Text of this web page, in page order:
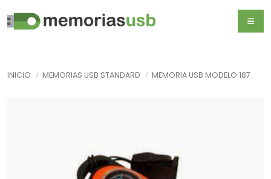
INICIO MEMORIAS USB STANDARD MEMORIA USB MODELO 187